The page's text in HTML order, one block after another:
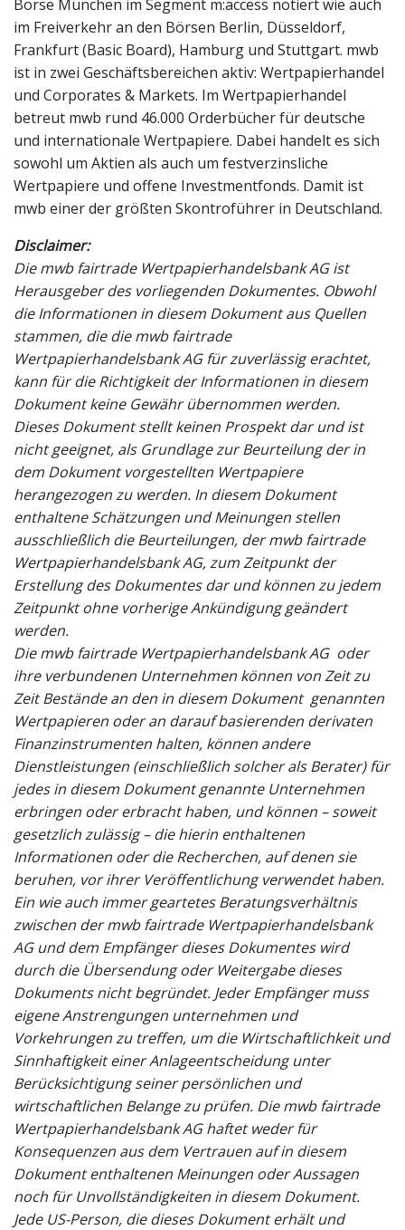
Börse München im Segment m:access notiert wie auch
im Freiverkehr an den Börsen Berlin, Düsseldorf,
Frankfurt (Basic Board), Hamburg und Stuttgart. mwb
ist in zwei Geschäftsbereichen aktiv: Wertpapierhandel
und Corporates & Markets. Im Wertpapierhandel
betreut mwb rund 46.000 Orderbücher für deutsche
und internationale Wertpapiere. Dabei handelt es sich
sowohl um Aktien als auch um festverzinsliche
Wertpapiere und offene Investmentfonds. Damit ist
mwb einer der größten Skontroführer in Deutschland.
Disclaimer:
Die mwb fairtrade Wertpapierhandelsbank AG ist
Herausgeber des vorliegenden Dokumentes. Obwohl
die Informationen in diesem Dokument aus Quellen
stammen, die die mwb fairtrade
Wertpapierhandelsbank AG für zuverlässig erachtet,
kann für die Richtigkeit der Informationen in diesem
Dokument keine Gewähr übernommen werden.
Dieses Dokument stellt keinen Prospekt dar und ist
nicht geeignet, als Grundlage zur Beurteilung der in
dem Dokument vorgestellten Wertpapiere
herangezogen zu werden. In diesem Dokument
enthaltene Schätzungen und Meinungen stellen
ausschließlich die Beurteilungen, der mwb fairtrade
Wertpapierhandelsbank AG, zum Zeitpunkt der
Erstellung des Dokumentes dar und können zu jedem
Zeitpunkt ohne vorherige Ankündigung geändert
werden.
Die mwb fairtrade Wertpapierhandelsbank AG oder
ihre verbundenen Unternehmen können von Zeit zu
Zeit Bestände an den in diesem Dokument genannten
Wertpapieren oder an darauf basierenden derivaten
Finanzinstrumenten halten, können andere
Dienstleistungen (einschließlich solcher als Berater) für
jedes in diesem Dokument genannte Unternehmen
erbringen oder erbracht haben, und können – soweit
gesetzlich zulässig – die hierin enthaltenen
Informationen oder die Recherchen, auf denen sie
beruhen, vor ihrer Veröffentlichung verwendet haben.
Ein wie auch immer geartetes Beratungsverhältnis
zwischen der mwb fairtrade Wertpapierhandelsbank
AG und dem Empfänger dieses Dokumentes wird
durch die Übersendung oder Weitergabe dieses
Dokuments nicht begründet. Jeder Empfänger muss
eigene Anstrengungen unternehmen und
Vorkehrungen zu treffen, um die Wirtschaftlichkeit und
Sinnhaftigkeit einer Anlageentscheidung unter
Berücksichtigung seiner persönlichen und
wirtschaftlichen Belange zu prüfen. Die mwb fairtrade
Wertpapierhandelsbank AG haftet weder für
Konsequenzen aus dem Vertrauen auf in diesem
Dokument enthaltenen Meinungen oder Aussagen
noch für Unvollständigkeiten in diesem Dokument.
Jede US-Person, die dieses Dokument erhält und